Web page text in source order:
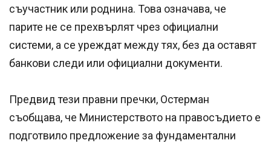
съучастник или роднина. Това означава, че
парите не се прехвърлят чрез официални
системи, а се уреждат между тях, без да оставят
банкови следи или официални документи.
Предвид тези правни пречки, Остерман
съобщава, че Министерството на правосъдието е
подготвило предложение за фундаментални